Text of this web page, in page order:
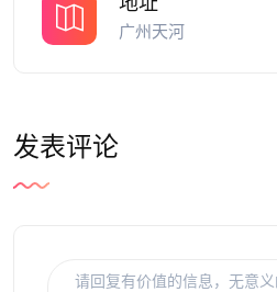
广州天河
发表评论